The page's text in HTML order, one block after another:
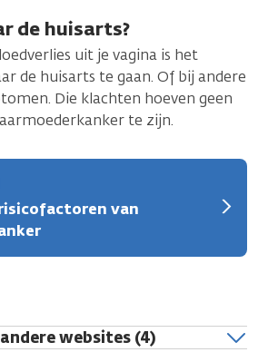
de huisarts?
uit je vagina is het
de huisarts te gaan. Of bij andere
Die klachten hoeven geen
te zijn.
van
websites (4)